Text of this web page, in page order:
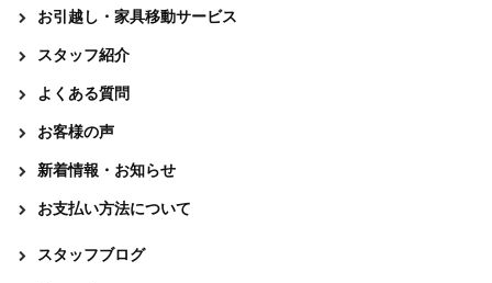
お引越し・家具移動サービス
スタッフ紹介
よくある質問
お客様の声
新着情報・お知らせ
お支払い方法について
スタッフブログ